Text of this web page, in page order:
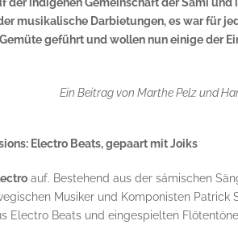
der indigenen Gemeinschaft der Sámi und
musikalische Darbietungen, es war für
geführt und wollen nun einige der
Ein Beitrag von Marthe Pelz und
Electro Beats, gepaart mit Joiks
auf. Bestehend aus der sámischen
Musiker und Komponisten Patrick
Electro Beats und eingespielten